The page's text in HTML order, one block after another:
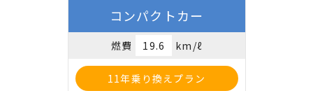
コンパクトカー
燃費 19.6 km/ℓ
11年乗り換えプラン